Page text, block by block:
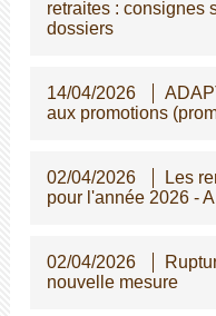
retraites : consignes
dossiers
14/04/2026
aux promotions
02/04/2026
Les
pour l'année 2026 -
02/04/2026
nouvelle mesure